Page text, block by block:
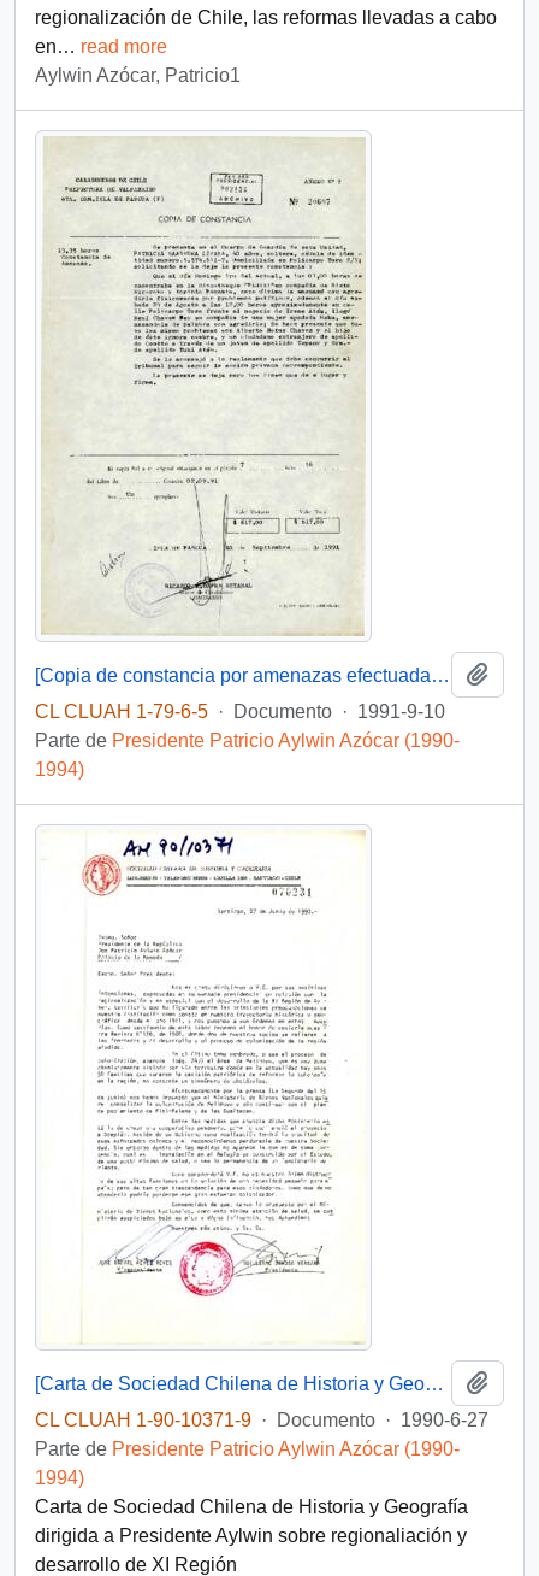
regionalización de Chile, las reformas llevadas a cabo
en… read more
Aylwin Azócar, Patricio1
[Copia de constancia por amenazas efectuada en carabineros comisaria de Isla de Pascua]
CL CLUAH 1-79-6-5 · Documento · 1991-9-10
Parte de Presidente Patricio Aylwin Azócar (1990-
1994)
[Carta de Sociedad Chilena de Historia y Geografía sobre XI Región]
CL CLUAH 1-90-10371-9 · Documento · 1990-6-27
Parte de Presidente Patricio Aylwin Azócar (1990-
1994)
Carta de Sociedad Chilena de Historia y Geografía
dirigida a Presidente Aylwin sobre regionaliación y
desarrollo de XI Región